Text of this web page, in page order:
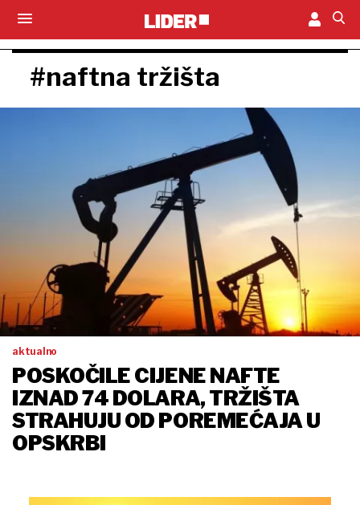
#naftna tržišta
aktualno
POSKOČILE CIJENE NAFTE
IZNAD 74 DOLARA, TRŽIŠTA
STRAHUJU OD POREMEĆAJA U
OPSKRBI